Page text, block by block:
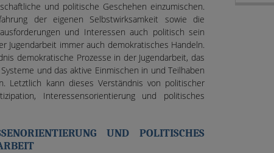
und politische Geschehen einzumischen.
der eigenen Selbstwirksamkeit sowie die
und Interessen auch politisch sein
Jugendarbeit immer auch demokratisches Handeln.
demokratische Prozesse in der Jugendarbeit, das
und das aktive Einmischen in und Teilhaben
Letztlich kann dieses Verständnis von politischer
Interessensorientierung und politisches
UND POLITISCHES